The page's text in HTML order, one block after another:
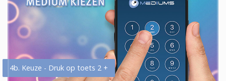
4b. Keuze - Druk op toets 2 +